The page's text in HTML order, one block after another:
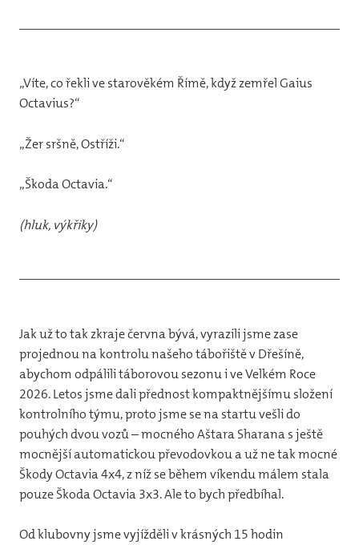
„Víte, co řekli ve starověkém Římě, když zemřel Gaius
Octavius?“
„Žer sršně, Ostříži.“
„Škoda Octavia.“
(hluk, výkřiky)
Jak už to tak zkraje června bývá, vyrazili jsme zase
projednou na kontrolu našeho tábořiště v Dřešíně,
abychom odpálili táborovou sezonu i ve Velkém Roce
2026. Letos jsme dali přednost kompaktnějšímu složení
kontrolního týmu, proto jsme se na startu vešli do
pouhých dvou vozů – mocného Aštara Sharana s ještě
mocnější automatickou převodovkou a už ne tak mocné
Škody Octavia 4x4, z níž se během víkendu málem stala
pouze Škoda Octavia 3x3. Ale to bych předbíhal.
Od klubovny jsme vyjížděli v krásných 15 hodin